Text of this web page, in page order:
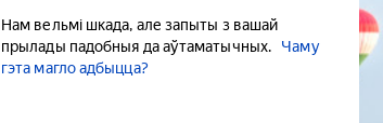
Нам вельмі шкада, але запыты з вашай
прылады падобныя да аўтаматычных.
Чаму
гэта магло адбыцца?